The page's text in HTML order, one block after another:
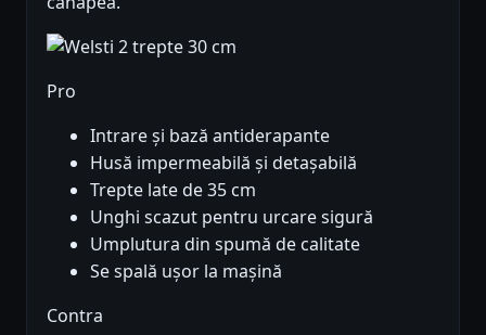
Pro
Intrare și bază antiderapante
Husă impermeabilă și detașabilă
Trepte late de 35 cm
Unghi scazut pentru urcare sigură
Umplutura din spumă de calitate
Se spală ușor la mașină
Contra